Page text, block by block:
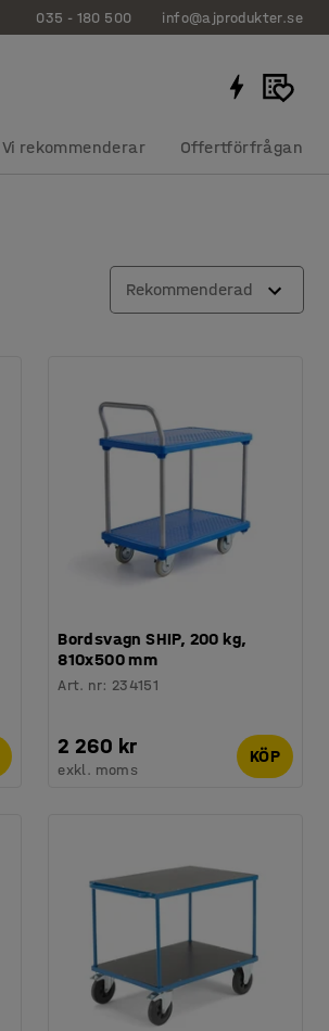
035 - 180 500 info@ajprodukter.se
Vi rekommenderar Offertförfrågan
Rekommenderad
Bordsvagn SHIP, 200 kg,
810x500 mm
Art. nr: 234151
2 260 kr
exkl. moms
KÖP